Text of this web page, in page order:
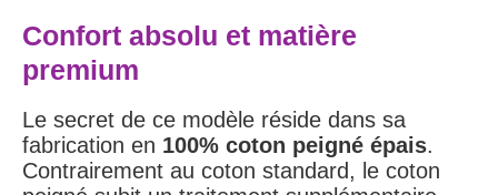
Confort absolu et matière
premium
Le secret de ce modèle réside dans sa
fabrication en 100% coton peigné épais.
Contrairement au coton standard, le coton